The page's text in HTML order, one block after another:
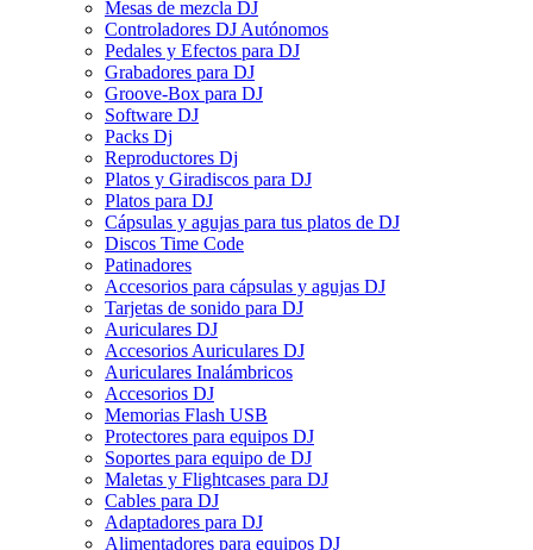
Mesas de mezcla DJ
Controladores DJ Autónomos
Pedales y Efectos para DJ
Grabadores para DJ
Groove-Box para DJ
Software DJ
Packs Dj
Reproductores Dj
Platos y Giradiscos para DJ
Platos para DJ
Cápsulas y agujas para tus platos de DJ
Discos Time Code
Patinadores
Accesorios para cápsulas y agujas DJ
Tarjetas de sonido para DJ
Auriculares DJ
Accesorios Auriculares DJ
Auriculares Inalámbricos
Accesorios DJ
Memorias Flash USB
Protectores para equipos DJ
Soportes para equipo de DJ
Maletas y Flightcases para DJ
Cables para DJ
Adaptadores para DJ
Alimentadores para equipos DJ